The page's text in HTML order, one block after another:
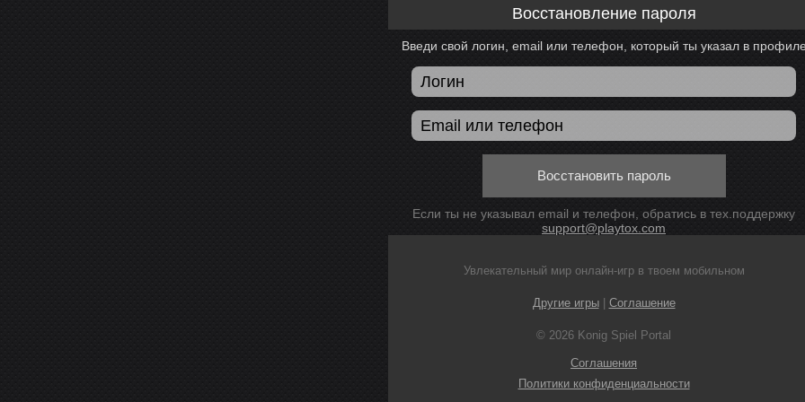
Восстановление пароля
Введи свой логин, email или телефон, который ты указал в
Восстановить пароль
Если ты не указывал email и телефон, обратись в тех.поддержку
support@playtox.com
Увлекательный мир онлайн-игр в твоем мобильном
Другие игры| Соглашение
© 2026 Konig Spiel Portal
Соглашения
Политики конфиденциальности